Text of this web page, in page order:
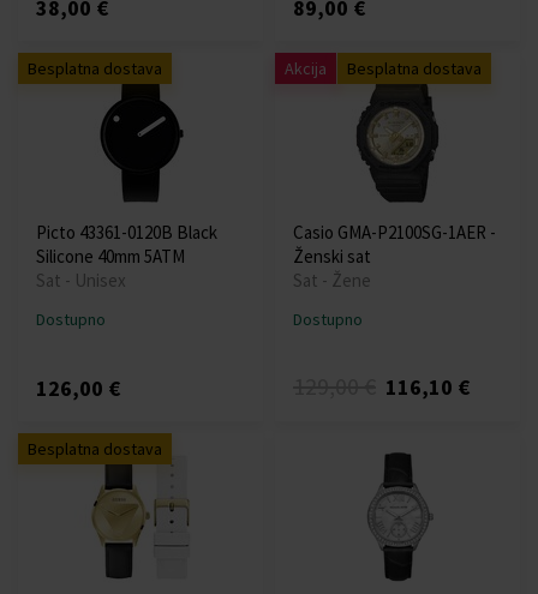
38,00 € 89,00 €
Besplatna dostava
Picto 43361-0120B Black
Silicone 40mm 5ATM
Sat - Unisex
Dostupno
126,00 €
Akcija Besplatna dostava
Casio GMA-P2100SG-1AER -
Ženski sat
Sat - Žene
Dostupno
116,10 €
Besplatna dostava